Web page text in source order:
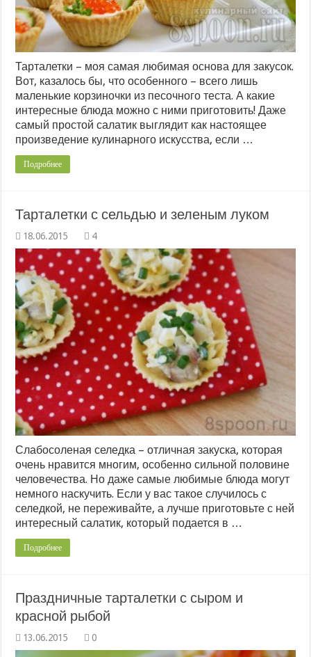
Тарталетки – моя самая любимая основа для закусок.
Вот, казалось бы, что особенного – всего лишь
маленькие корзиночки из песочного теста. А какие
интересные блюда можно с ними приготовить! Даже
самый простой салатик выглядит как настоящее
произведение кулинарного искусства, если …
Подробнее
Тарталетки с сельдью и зеленым луком
4
Слабосоленая селедка – отличная закуска, которая
очень нравится многим, особенно сильной половине
человечества. Но даже самые любимые блюда могут
немного наскучить. Если у вас такое случилось с
селедкой, не переживайте, а лучше приготовьте с ней
интересный салатик, который подается в …
Подробнее
Праздничные тарталетки с сыром и
красной рыбой
0